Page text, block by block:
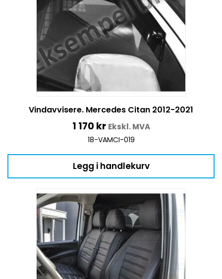
Vindavvisere. Mercedes Citan 2012-2021
1 170 kr Ekskl. MVA
18-VAMCI-019
Legg i handlekurv